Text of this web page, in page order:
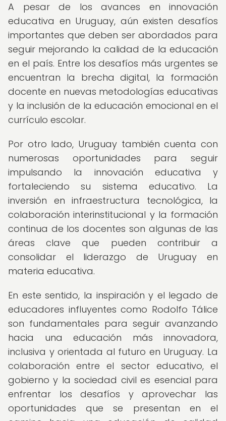
A pesar de los avances en innovación
educativa en Uruguay, aún existen desafíos
importantes que deben ser abordados para
seguir mejorando la calidad de la educación
en el país. Entre los desafíos más urgentes se
encuentran la brecha digital, la formación
docente en nuevas metodologías educativas
y la inclusión de la educación emocional en el
currículo escolar.
Por otro lado, Uruguay también cuenta con
numerosas oportunidades para seguir
impulsando la innovación educativa y
fortaleciendo su sistema educativo. La
inversión en infraestructura tecnológica, la
colaboración interinstitucional y la formación
continua de los docentes son algunas de las
áreas clave que pueden contribuir a
consolidar el liderazgo de Uruguay en
materia educativa.
En este sentido, la inspiración y el legado de
educadores influyentes como Rodolfo Tálice
son fundamentales para seguir avanzando
hacia una educación más innovadora,
inclusiva y orientada al futuro en Uruguay. La
colaboración entre el sector educativo, el
gobierno y la sociedad civil es esencial para
enfrentar los desafíos y aprovechar las
oportunidades que se presentan en el